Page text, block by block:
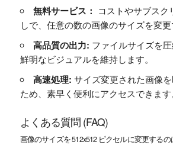
無料サービス： コストやサブスク
しで、任意の数の画像のサイズを変更
高品質の出力: ファイルサイズを
鮮明なビジュアルを維持します。
高速処理: サイズ変更された画像
ため、素早く便利にアクセスできます
よくある質問 (FAQ)
画像のサイズを 512x512 ピクセルに変更する